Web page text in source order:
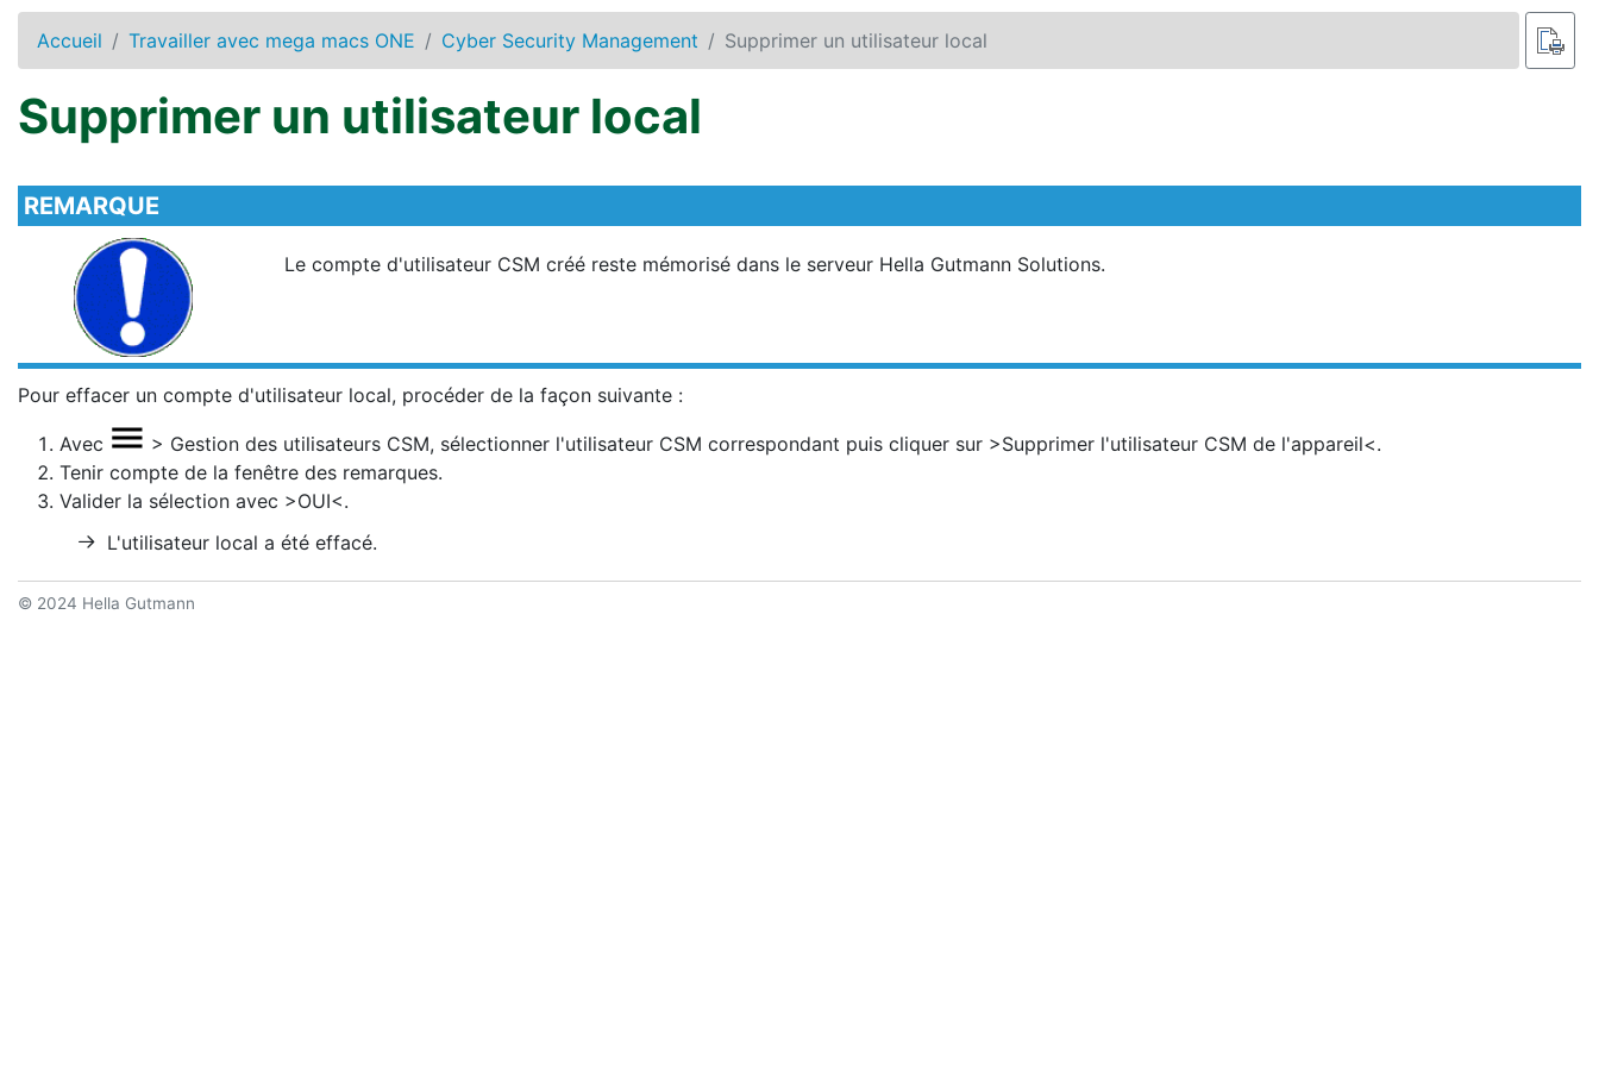
Accueil Travailler avec mega macs ONE Cyber Security Management Supprimer un utilisateur local
Supprimer un utilisateur local
REMARQUE
Le compte d'utilisateur CSM créé reste mémorisé dans le serveur Hella Gutmann Solutions.
Pour effacer un compte d'utilisateur local, procéder de la façon suivante :
Avec > Gestion des utilisateurs CSM, sélectionner l'utilisateur CSM correspondant puis cliquer sur >Supprimer l'utilisateur CSM de l'appareil<.
Tenir compte de la fenêtre des remarques.
Valider la sélection avec >OUI<.
L'utilisateur local a été effacé.
© 2024 Hella Gutmann